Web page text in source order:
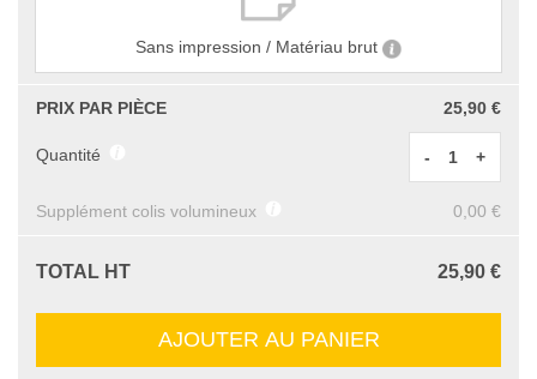
Sans impression / Matériau brut
PRIX PAR PIÈCE 25,90 €
Quantité - +
Supplément colis volumineux 0,00 €
TOTAL HT 25,90 €
AJOUTER AU PANIER